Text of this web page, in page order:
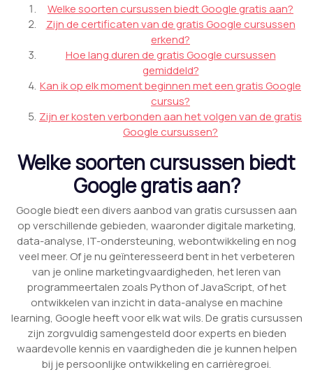
Welke soorten cursussen biedt Google gratis aan?
Zijn de certificaten van de gratis Google cursussen
erkend?
Hoe lang duren de gratis Google cursussen
gemiddeld?
Kan ik op elk moment beginnen met een gratis Google
cursus?
Zijn er kosten verbonden aan het volgen van de gratis
Google cursussen?
Welke soorten cursussen biedt
Google gratis aan?
Google biedt een divers aanbod van gratis cursussen aan
op verschillende gebieden, waaronder digitale marketing,
data-analyse, IT-ondersteuning, webontwikkeling en nog
veel meer. Of je nu geïnteresseerd bent in het verbeteren
van je online marketingvaardigheden, het leren van
programmeertalen zoals Python of JavaScript, of het
ontwikkelen van inzicht in data-analyse en machine
learning, Google heeft voor elk wat wils. De gratis cursussen
zijn zorgvuldig samengesteld door experts en bieden
waardevolle kennis en vaardigheden die je kunnen helpen
bij je persoonlijke ontwikkeling en carrièregroei.